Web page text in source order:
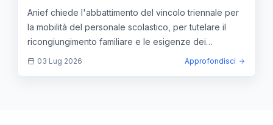
famiglie
Anief chiede l'abbattimento del vincolo triennale per
la mobilità del personale scolastico, per tutelare il
ricongiungimento familiare e le esigenze dei
neoassunti.
03 Lug 2026 Approfondisci